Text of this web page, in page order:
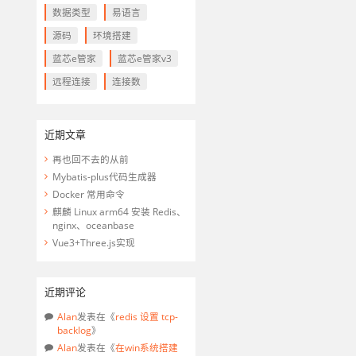
数据类型
易语言
源码
环境搭建
蓝芯e管家
蓝芯e管家v3
远程连接
连接数
近期文章
再也回不去的从前
Mybatis-plus代码生成器
Docker 常用命令
麒麟 Linux arm64 安装 Redis、
nginx、oceanbase
Vue3+Three.js实现
近期评论
Alan发表在《redis 设置 tcp-
backlog》
Alan发表在《在win系统搭建